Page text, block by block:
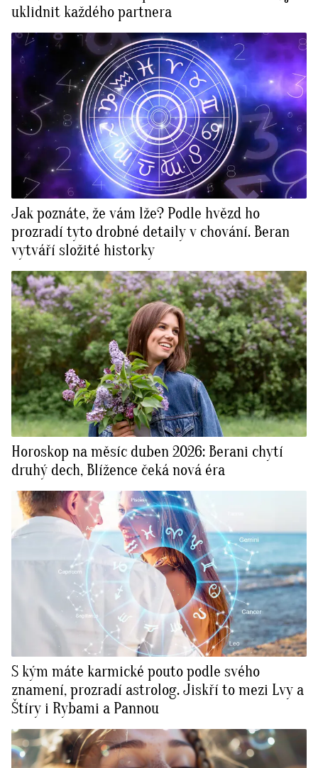
uklidnit každého partnera
Jak poznáte, že vám lže? Podle hvězd ho
prozradí tyto drobné detaily v chování. Beran
vytváří složité historky
Horoskop na měsíc duben 2026: Berani chytí
druhý dech, Blížence čeká nová éra
S kým máte karmické pouto podle svého
znamení, prozradí astrolog. Jiskří to mezi Lvy a
Štíry i Rybami a Pannou